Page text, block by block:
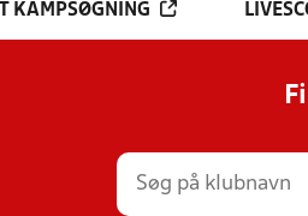
KAMPSØGNING